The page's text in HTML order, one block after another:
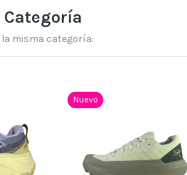
Categoría
misma categoría:
Nuevo